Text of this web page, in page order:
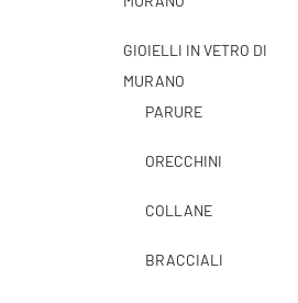
GIOIELLI IN VETRO DI
MURANO
PARURE
ORECCHINI
COLLANE
BRACCIALI